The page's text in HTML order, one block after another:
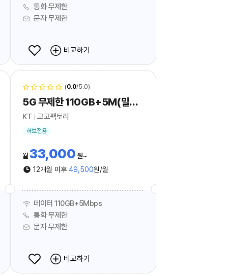
통화 무제한
문자 무제한
비교하기
(0.0/5.0)
5G 무제한 110GB+5M(밀리의서재Free)_hub
KT 고고팩토리
허브전용
월33,000원
12개월 이후 49,500원/월
데이터 110GB+5Mbps
통화 무제한
문자 무제한
비교하기